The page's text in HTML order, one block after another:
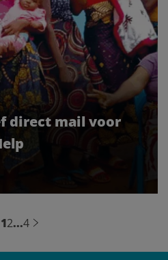
direct mail voor
12...4